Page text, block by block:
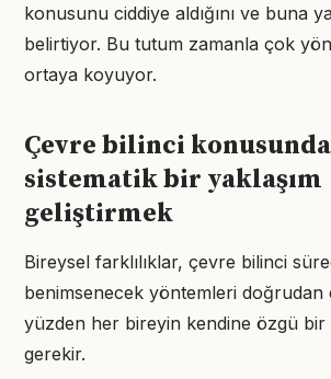
konusunu ciddiye aldığını ve buna
belirtiyor. Bu tutum zamanla çok
ortaya koyuyor.
Çevre bilinci konusunda
sistematik bir yaklaşım
geliştirmek
Bireysel farklılıklar, çevre bilinci
benimsenecek yöntemleri doğrudan
yüzden her bireyin kendine özgü bir
gerekir.